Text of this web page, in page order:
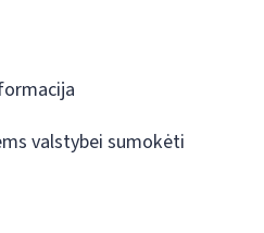
valstybei sumokėti